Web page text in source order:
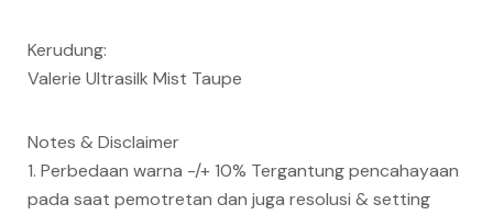
Kerudung:
Valerie Ultrasilk Mist Taupe
Notes & Disclaimer
1. Perbedaan warna -/+ 10% Tergantung pencahayaan
pada saat pemotretan dan juga resolusi & setting